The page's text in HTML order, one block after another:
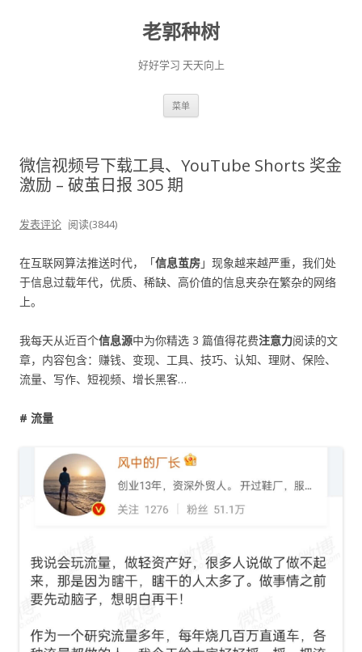
老郭种树
好好学习 天天向上
菜单
微信视频号下载工具、YouTube Shorts 奖金
激励 – 破茧日报 305 期
发表评论 阅读(3844)
在互联网算法推送时代，「信息茧房」现象越来越严重，我们处
于信息过载年代，优质、稀缺、高价值的信息夹杂在繁杂的网络
上。
我每天从近百个信息源中为你精选 3 篇值得花费注意力阅读的文
章，内容包含：赚钱、变现、工具、技巧、认知、理财、保险、
流量、写作、短视频、增长黑客…
# 流量